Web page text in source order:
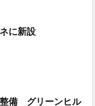
に新設
備 グリーンヒル